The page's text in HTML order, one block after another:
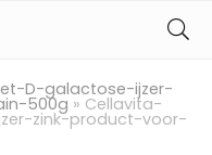
D-galactose-ijzer-
500g » Cellavita-
zink-product-voor-